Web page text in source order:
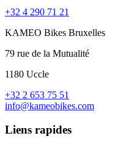
+32 4 290 71 21
KAMEO Bikes Bruxelles
79 rue de la Mutualité
1180 Uccle
+32 2 653 75 51
info@kameobikes.com
Liens rapides